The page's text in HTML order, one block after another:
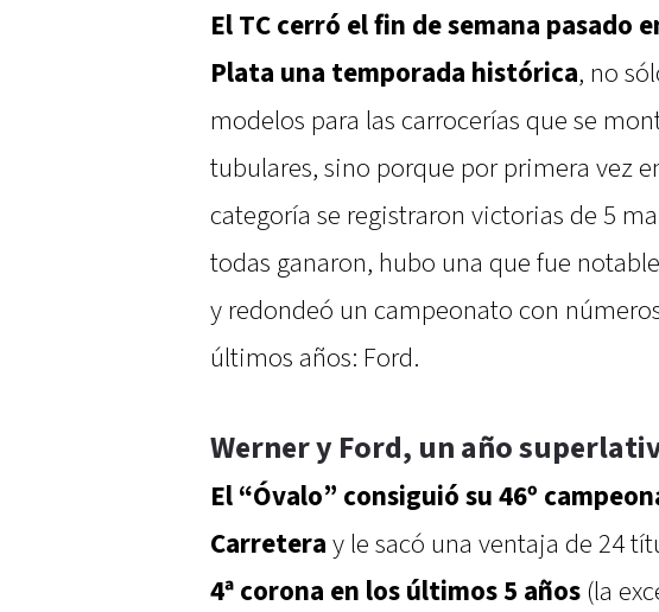
El TC cerró el fin de semana pasado
Plata una temporada histórica, no
modelos para las carrocerías que se
tubulares, sino porque por primera vez
categoría se registraron victorias de 5
todas ganaron, hubo una que fue
y redondeó un campeonato con
últimos años: Ford.
Werner y Ford, un año
El “Óvalo” consiguió su 46º
Carretera y le sacó una ventaja de 24
4ª corona en los últimos 5 años (la